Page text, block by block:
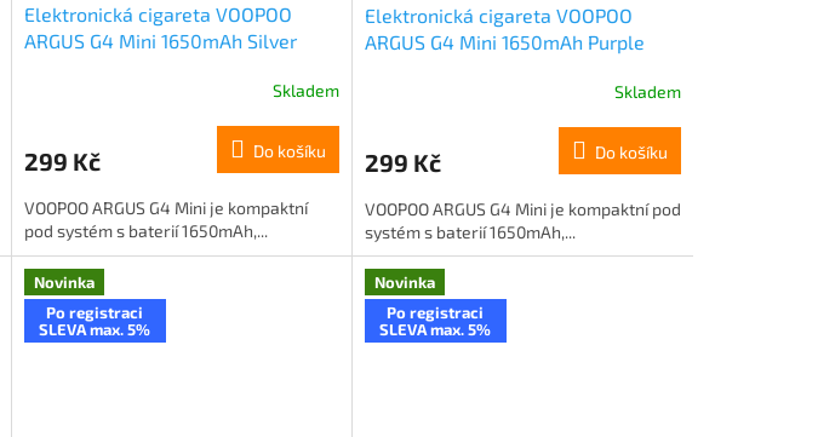
Elektronická cigareta VOOPOO
ARGUS G4 Mini 1650mAh Silver
Skladem
299 Kč Do košíku
VOOPOO ARGUS G4 Mini je kompaktní
pod systém s baterií 1650mAh,...
Elektronická cigareta VOOPOO
ARGUS G4 Mini 1650mAh Purple
Skladem
299 Kč Do košíku
VOOPOO ARGUS G4 Mini je kompaktní pod
systém s baterií 1650mAh,...
Novinka
Po registraci
SLEVA max. 5%
Novinka
Po registraci
SLEVA max. 5%